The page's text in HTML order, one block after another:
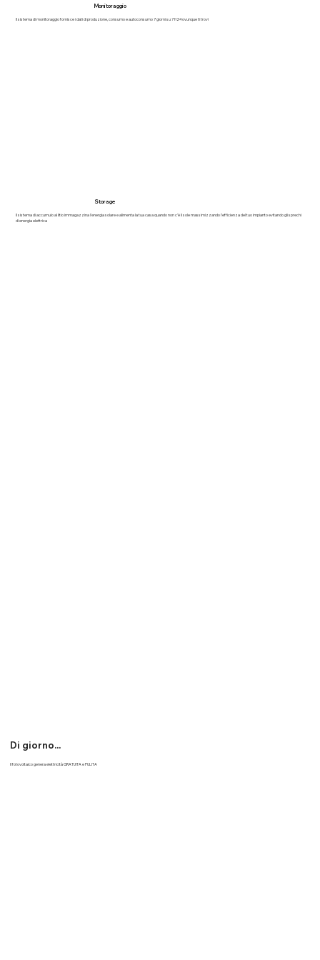
Di giorno...
Il fotovoltaico genera elettricità GRATUITA e PULITA
Monitoraggio
Il sistema di monitoraggio fornisce i dati di produzione, consumo e autoconsumo 7 giorni su 7 H24 ovunque ti trovi
Storage
Il sistema di accumulo al litio immagazzina l'energia solare e alimenta la tua casa quando non c'è il sole massimizzando l'efficienza del tuo impianto evitando gli sprechi
di energia elettrica